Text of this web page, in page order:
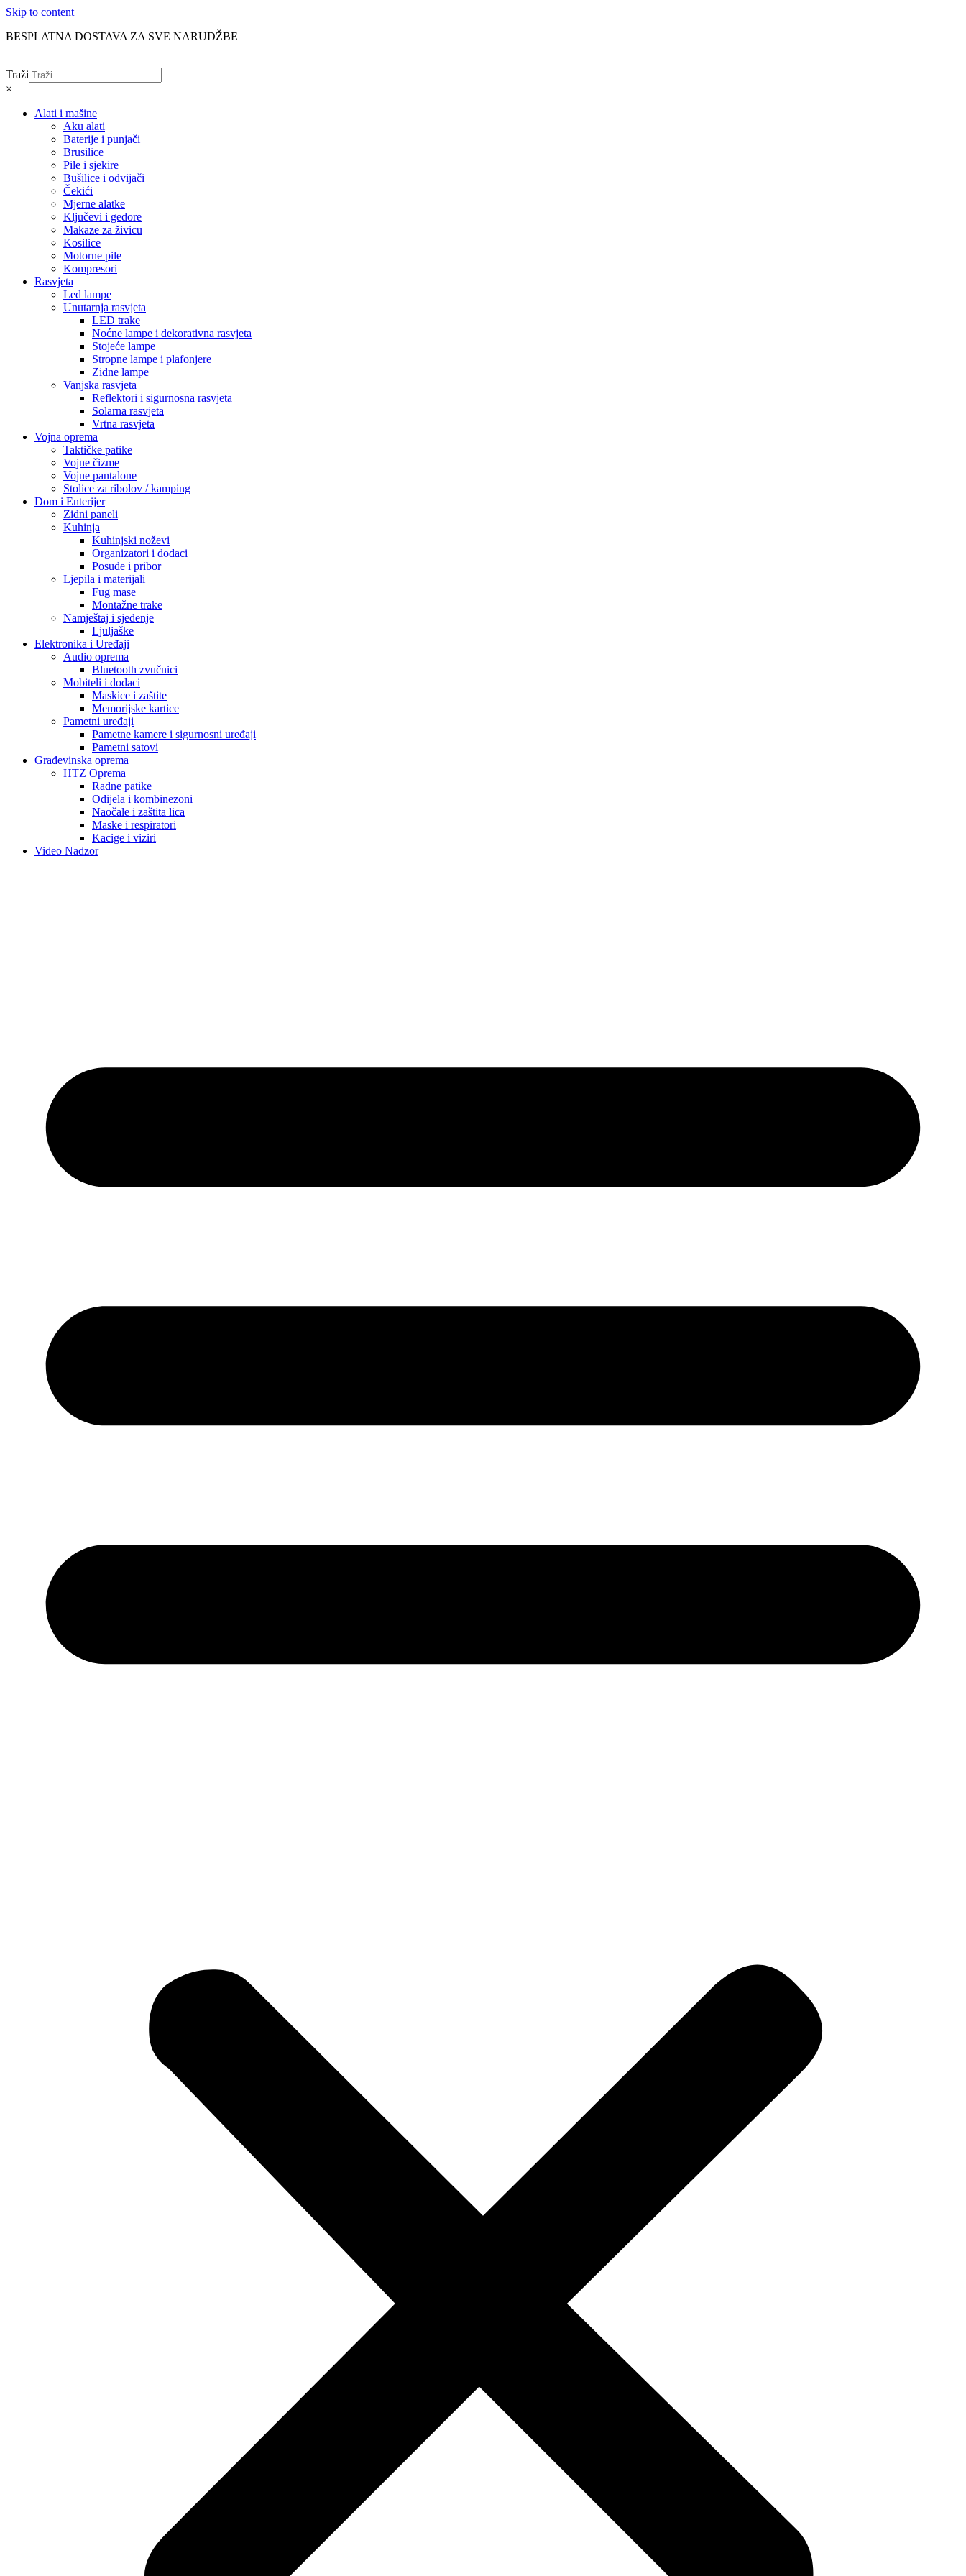
Skip to content
BESPLATNA DOSTAVA ZA SVE NARUDŽBE
Traži
×
Alati i mašine
Aku alati
Baterije i punjači
Brusilice
Pile i sjekire
Bušilice i odvijači
Čekići
Mjerne alatke
Ključevi i gedore
Makaze za živicu
Kosilice
Motorne pile
Kompresori
Rasvjeta
Led lampe
Unutarnja rasvjeta
LED trake
Noćne lampe i dekorativna rasvjeta
Stojeće lampe
Stropne lampe i plafonjere
Zidne lampe
Vanjska rasvjeta
Reflektori i sigurnosna rasvjeta
Solarna rasvjeta
Vrtna rasvjeta
Vojna oprema
Taktičke patike
Vojne čizme
Vojne pantalone
Stolice za ribolov / kamping
Dom i Enterijer
Zidni paneli
Kuhinja
Kuhinjski noževi
Organizatori i dodaci
Posuđe i pribor
Ljepila i materijali
Fug mase
Montažne trake
Namještaj i sjedenje
Ljuljaške
Elektronika i Uređaji
Audio oprema
Bluetooth zvučnici
Mobiteli i dodaci
Maskice i zaštite
Memorijske kartice
Pametni uređaji
Pametne kamere i sigurnosni uređaji
Pametni satovi
Građevinska oprema
HTZ Oprema
Radne patike
Odijela i kombinezoni
Naočale i zaštita lica
Maske i respiratori
Kacige i viziri
Video Nadzor